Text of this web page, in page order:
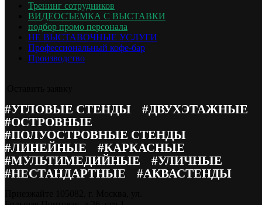
Тренинг сотрудников
ВИДЕОСЪЕМКА С ВЫСТАВКИ
подбор промо персонала
НЕ ВЫСТАВОЧНЫЕ УСЛУГИ
Профессиональный кофе-бар
Производство
#УГЛОВЫЕ СТЕНДЫ
#ДВУХЭТАЖНЫЕ
#ОСТРОВНЫЕ
#ПОЛУОСТРОВНЫЕ СТЕНДЫ
#ЛИНЕЙНЫЕ
#КАРКАСНЫЕ
#МУЛЬТИМЕДИЙНЫЕ
#УЛИЧНЫЕ
#НЕСТАНДАРТНЫЕ
#АКВАСТЕНДЫ
август, 2019
Популярные Кейсы